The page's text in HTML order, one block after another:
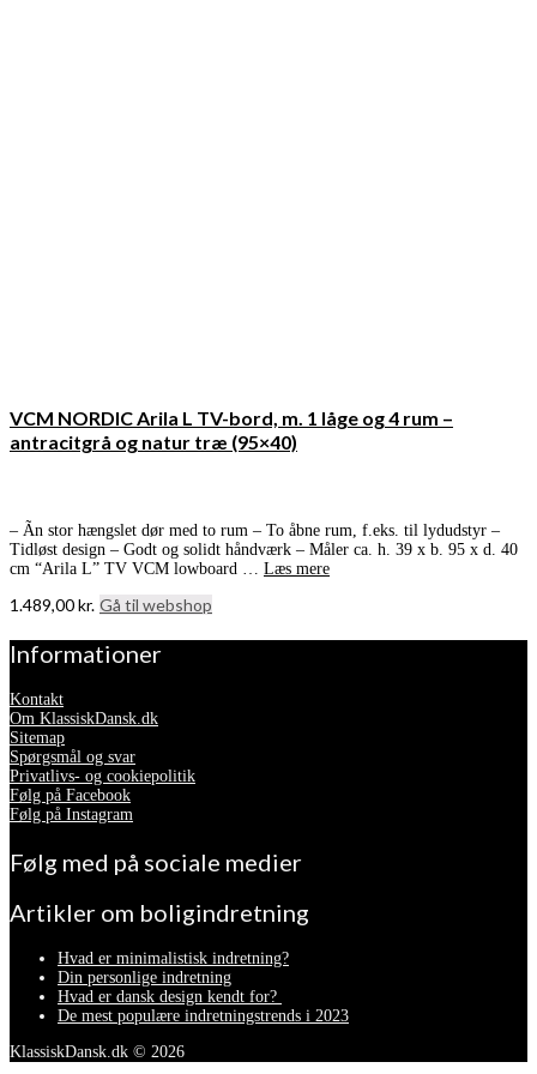
VCM NORDIC Arila L TV-bord, m. 1 låge og 4 rum –
antracitgrå og natur træ (95×40)
– Ãn stor hængslet dør med to rum – To åbne rum, f.eks. til lydudstyr –
Tidløst design – Godt og solidt håndværk – Måler ca. h. 39 x b. 95 x d. 40
cm “Arila L” TV VCM lowboard … Læs mere
1.489,00kr. Gå til webshop
Informationer
Kontakt
Om KlassiskDansk.dk
Sitemap
Spørgsmål og svar
Privatlivs- og cookiepolitik
Følg på Facebook
Følg på Instagram
Følg med på sociale medier
Artikler om boligindretning
Hvad er minimalistisk indretning?
Din personlige indretning
Hvad er dansk design kendt for?
De mest populære indretningstrends i 2023
KlassiskDansk.dk © 2026